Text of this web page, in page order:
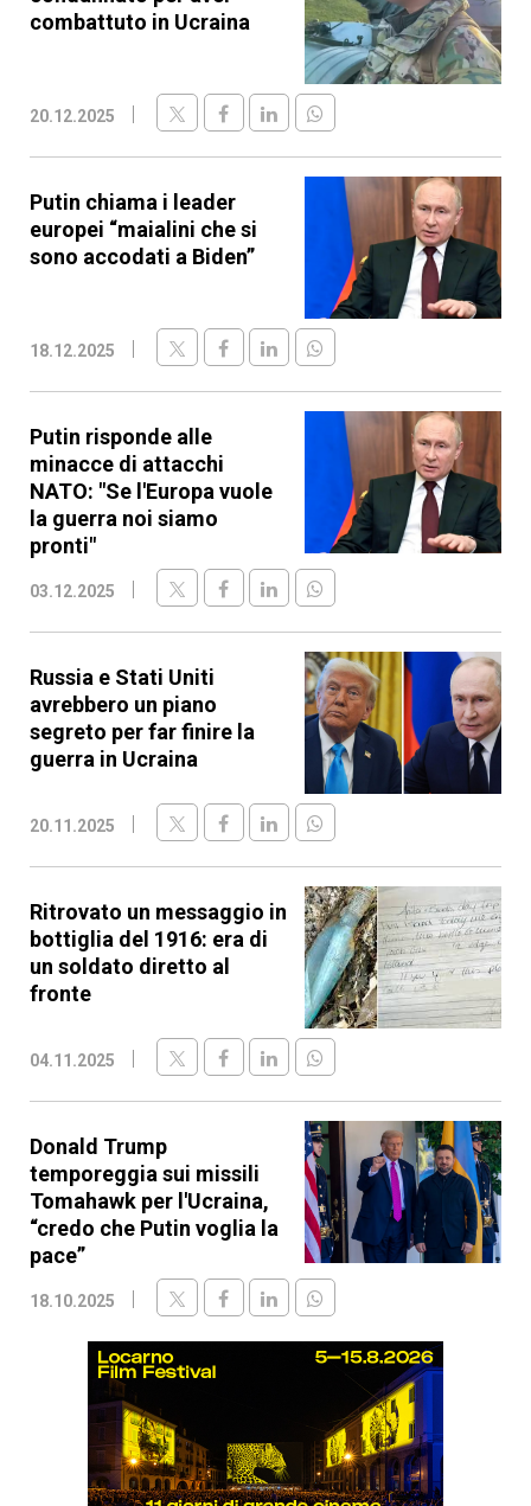
combattuto in Ucraina
20.12.2025
Putin chiama i leader
europei “maialini che si
sono accodati a Biden”
18.12.2025
Putin risponde alle
minacce di attacchi
NATO: "Se l'Europa vuole
la guerra noi siamo
pronti"
03.12.2025
Russia e Stati Uniti
avrebbero un piano
segreto per far finire la
guerra in Ucraina
20.11.2025
Ritrovato un messaggio in
bottiglia del 1916: era di
un soldato diretto al
fronte
04.11.2025
Donald Trump
temporeggia sui missili
Tomahawk per l'Ucraina,
“credo che Putin voglia la
pace”
18.10.2025